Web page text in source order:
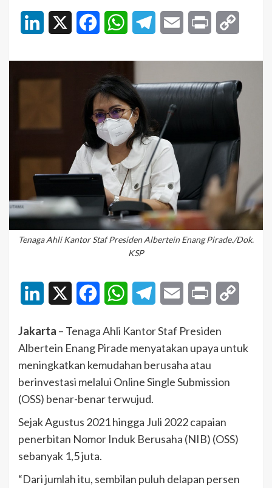
LinkedIn FacebookWhatsAppTelegramEmail Print
Tenaga Ahli Kantor Staf Presiden Albertein Enang Pirade./Dok.
KSP
LinkedIn FacebookWhatsAppTelegramEmail Print
Jakarta – Tenaga Ahli Kantor Staf Presiden
Albertein Enang Pirade menyatakan upaya untuk
meningkatkan kemudahan berusaha atau
berinvestasi melalui Online Single Submission
(OSS) benar-benar terwujud.
Sejak Agustus 2021 hingga Juli 2022 capaian
penerbitan Nomor Induk Berusaha (NIB) (OSS)
sebanyak 1,5 juta.
“Dari jumlah itu, sembilan puluh delapan persen